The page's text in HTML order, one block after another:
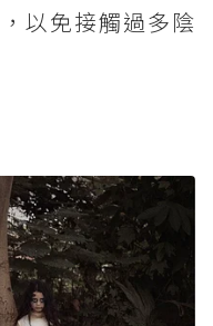
以免接觸過多陰